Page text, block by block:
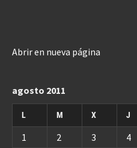
Abrir en nueva página
agosto 2011
L M X J
1 2 3 4